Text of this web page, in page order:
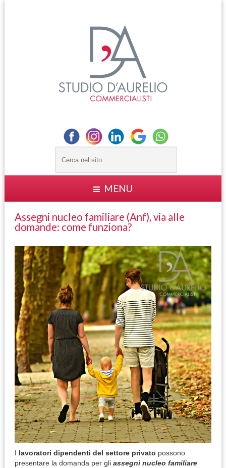
MENU
Assegni nucleo familiare (Anf), via alle
domande: come funziona?
lavoratori dipendenti del settore privato possono
presentare la domanda per gli assegni nucleo familiare